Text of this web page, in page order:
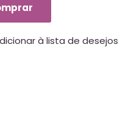
à lista de desejos